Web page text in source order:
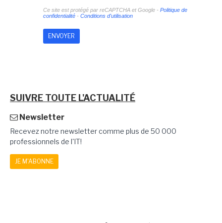
Ce site est protégé par reCAPTCHA et Google - Politique de
confidentialité- Conditions d'utilisation
SUIVRE TOUTE L'ACTUALITÉ
Newsletter
Recevez notre newsletter comme plus de 50 000
professionnels de l'IT!
JE M'ABONNE